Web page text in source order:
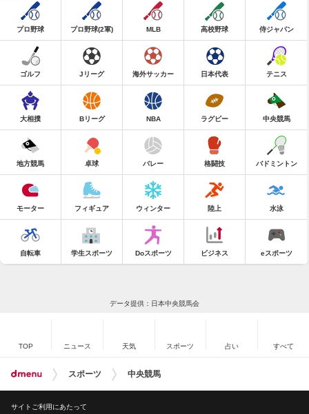
プロ野球 プロ野球(2軍) MLB 高校野球 侍ジャパン
ゴルフ Jリーグ 海外サッカー 日本代表 テニス
大相撲 Bリーグ NBA ラグビー 中央競馬
地方競馬 卓球 バレー 格闘技 バドミントン
モーター フィギュア ウィンター 陸上 水泳
自転車 学生スポーツ Doスポーツ ビジネス eスポーツ
データ提供：日本中央競馬会
TOP ニュース 天気 スポーツ 占い すべて
スポーツ 中央競馬
サイトご利用にあたって